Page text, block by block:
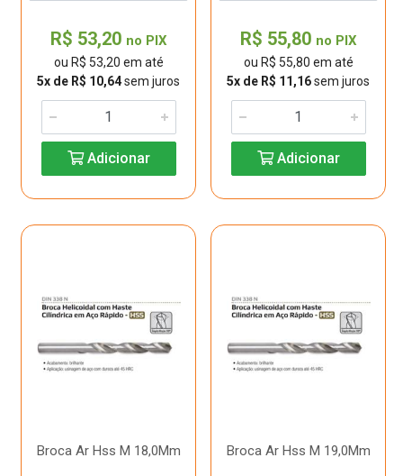
R$ 53,20 no PIX
ou R$ 53,20 em até
5x de R$ 10,64sem juros
Adicionar
R$ 55,80 no PIX
ou R$ 55,80 em até
5x de R$ 11,16sem juros
Adicionar
Broca Ar Hss M 18,0Mm Broca Ar Hss M 19,0Mm